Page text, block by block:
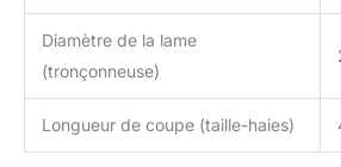
électrique WORX 20V permet
optimal d'utilisation et une
produit 2: MANIABLE ET
taille-haies à batterie WORX est
manier, et permet une
- Pour cela, ce taille-haies
Diamètre de la lame
(tronçonneuse)
Longueur de coupe (taille-haies)